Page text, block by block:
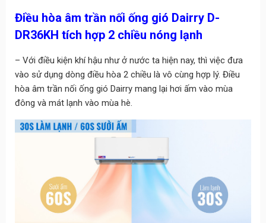
Điều hòa âm trần nối ống gió Dairry D-
DR36KH tích hợp 2 chiều nóng lạnh
– Với điều kiện khí hậu như ở nước ta hiện nay, thì việc đưa
vào sử dụng dòng điều hòa 2 chiều là vô cùng hợp lý. Điều
hòa âm trần nối ống gió Dairry mang lại hơi ấm vào mùa
đông và mát lạnh vào mùa hè.